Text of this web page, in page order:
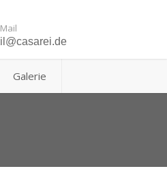
Galerie